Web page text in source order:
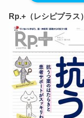
Rp.+（レシピプラス）